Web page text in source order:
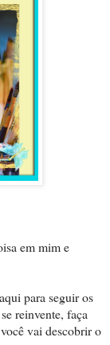
em mim e
para seguir os
reinvente, faça
vai descobrir o